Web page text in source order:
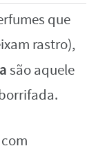
que
rastro),
são aquele